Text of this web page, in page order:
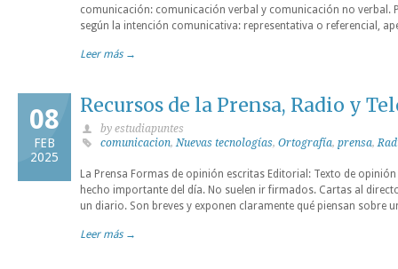
comunicación: comunicación verbal y comunicación no verbal.
según la intención comunicativa: representativa o referencial,
Leer más →
08
FEB
2025
Recursos de la Prensa, Radio y
by estudiapuntes
comunicacion,Nuevas tecnologías, Ortografía, prensa,
La Prensa Formas de opinión escritas Editorial: Texto de
hecho importante del día. No suelen ir firmados. Cartas al
un diario. Son breves y exponen claramente qué piensan sobre
Leer más →